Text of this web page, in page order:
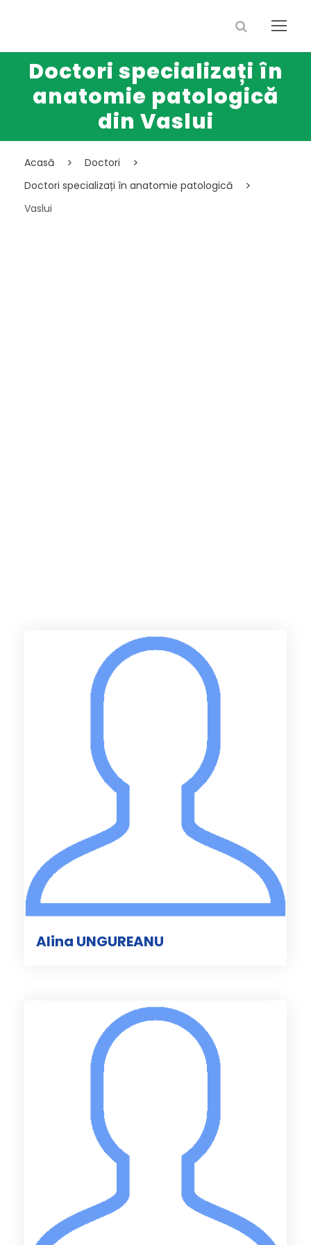
Doctori specializați în
anatomie patologică
din Vaslui
Acasă
Doctori
Doctori specializați în anatomie patologică
Vaslui
Alina UNGUREANU